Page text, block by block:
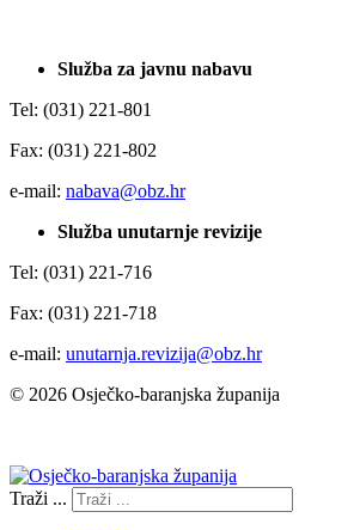
Služba za javnu nabavu
Tel: (031) 221-801
Fax: (031) 221-802
e-mail: nabava@obz.hr
Služba unutarnje revizije
Tel: (031) 221-716
Fax: (031) 221-718
e-mail: unutarnja.revizija@obz.hr
© 2026 Osječko-baranjska županija
Traži ...